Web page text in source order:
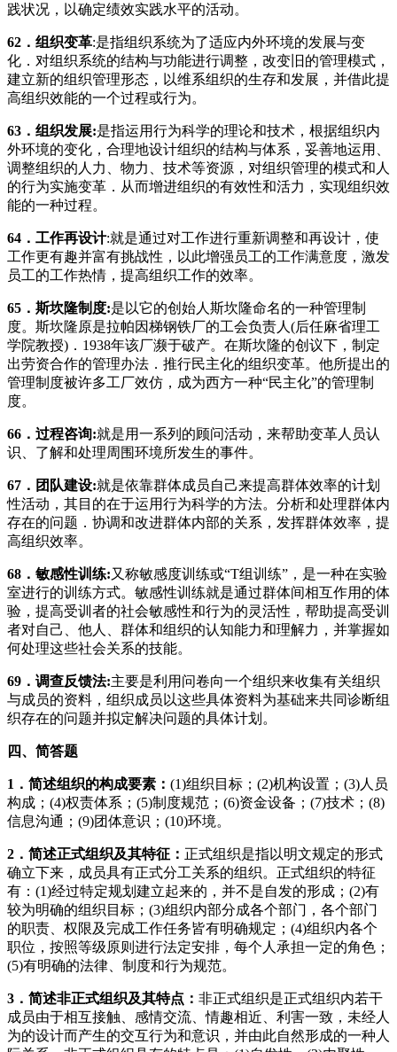
践状况，以确定绩效实践水平的活动。
62 ．组织变革:是指组织系统为了适应内外环境的发展与变
化．对组织系统的结构与功能进行调整，改变旧的管理模式，
建立新的组织管理形态，以维系组织的生存和发展，并借此提
高组织效能的一个过程或行为。
63 ．组织发展:是指运用行为科学的理论和技术，根据组织内
外环境的变化，合理地设计组织的结构与体系，妥善地运用、
调整组织的人力、物力、技术等资源，对组织管理的模式和人
的行为实施变革．从而增进组织的有效性和活力，实现组织效
能的一种过程。
64 ．工作再设计:就是通过对工作进行重新调整和再设计，使
工作更有趣并富有挑战性，以此增强员工的工作满意度，激发
员工的工作热情，提高组织工作的效率。
65 ．斯坎隆制度:是以它的创始人斯坎隆命名的一种管理制
度。斯坎隆原是拉帕因梯钢铁厂的工会负责人(后任麻省理工
学院教授)．1938年该厂濒于破产。在斯坎隆的创议下，制定
出劳资合作的管理办法．推行民主化的组织变革。他所提出的
管理制度被许多工厂效仿，成为西方一种“民主化”的管理制
度。
66 ．过程咨询:就是用一系列的顾问活动，来帮助变革人员认
识、了解和处理周围环境所发生的事件。
67 ．团队建设:就是依靠群体成员自己来提高群体效率的计划
性活动，其目的在于运用行为科学的方法。分析和处理群体内
存在的问题．协调和改进群体内部的关系，发挥群体效率，提
高组织效率。
68 ．敏感性训练:又称敏感度训练或“T组训练”，是一种在实验
室进行的训练方式。敏感性训练就是通过群体间相互作用的体
验，提高受训者的社会敏感性和行为的灵活性，帮助提高受训
者对自己、他人、群体和组织的认知能力和理解力，并掌握如
何处理这些社会关系的技能。
69 ．调查反馈法:主要是利用问卷向一个组织来收集有关组织
与成员的资料，组织成员以这些具体资料为基础来共同诊断组
织存在的问题并拟定解决问题的具体计划。
四、简答题
1 ．简述组织的构成要素： (1)组织目标；(2)机构设置；(3)人员
构成；(4)权责体系；(5)制度规范；(6)资金设备；(7)技术；(8)
信息沟通；(9)团体意识；(10)环境。
2 ．简述正式组织及其特征： 正式组织是指以明文规定的形式
确立下来，成员具有正式分工关系的组织。正式组织的特征
有：(1)经过特定规划建立起来的，并不是自发的形成；(2)有
较为明确的组织目标；(3)组织内部分成各个部门，各个部门
的职责、权限及完成工作任务皆有明确规定；(4)组织内各个
职位，按照等级原则进行法定安排，每个人承担一定的角色；
(5)有明确的法律、制度和行为规范。
3 ．简述非正式组织及其特点： 非正式组织是正式组织内若干
成员由于相互接触、感情交流、情趣相近、利害一致，未经人
为的设计而产生的交互行为和意识，并由此自然形成的一种人